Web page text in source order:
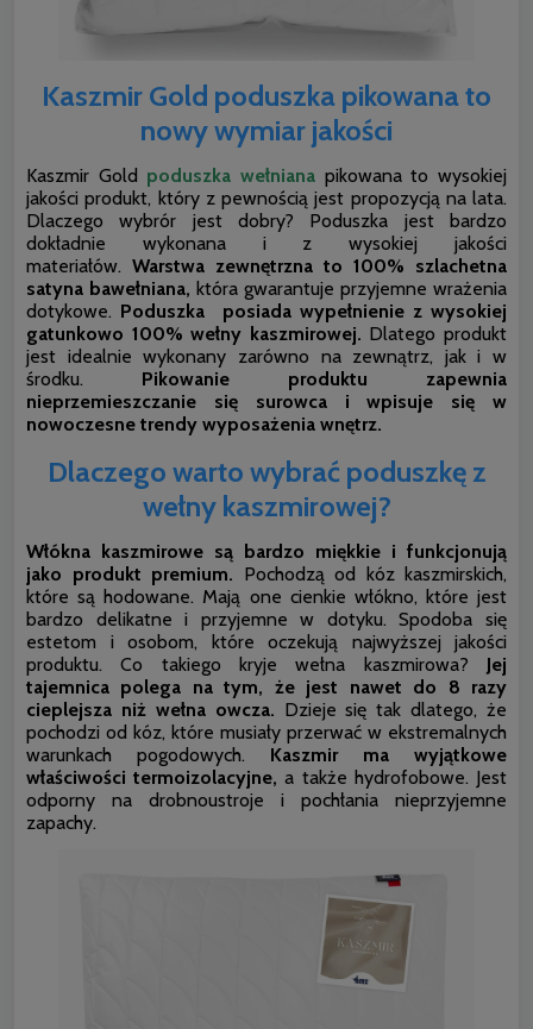
Kaszmir Gold poduszka pikowana to
nowy wymiar jakości
Kaszmir Gold poduszka wełniana pikowana to wysokiej
jakości produkt, który z pewnością jest propozycją na lata.
Dlaczego wybrór jest dobry? Poduszka jest bardzo
dokładnie wykonana i z wysokiej jakości
materiałów. Warstwa zewnętrzna to 100% szlachetna
satyna bawełniana, która gwarantuje przyjemne wrażenia
dotykowe. Poduszka posiada wypełnienie z wysokiej
gatunkowo 100% wełny kaszmirowej. Dlatego produkt
jest idealnie wykonany zarówno na zewnątrz, jak i w
środku. Pikowanie produktu zapewnia
nieprzemieszczanie się surowca i wpisuje się w
nowoczesne trendy wyposażenia wnętrz.
Dlaczego warto wybrać poduszkę z
wełny kaszmirowej?
Włókna kaszmirowe są bardzo miękkie i funkcjonują
jako produkt premium. Pochodzą od kóz kaszmirskich,
które są hodowane. Mają one cienkie włókno, które jest
bardzo delikatne i przyjemne w dotyku. Spodoba się
estetom i osobom, które oczekują najwyższej jakości
produktu. Co takiego kryje wełna kaszmirowa? Jej
tajemnica polega na tym, że jest nawet do 8 razy
cieplejsza niż wełna owcza. Dzieje się tak dlatego, że
pochodzi od kóz, które musiały przerwać w ekstremalnych
warunkach pogodowych. Kaszmir ma wyjątkowe
właściwości termoizolacyjne, a także hydrofobowe. Jest
odporny na drobnoustroje i pochłania nieprzyjemne
zapachy.